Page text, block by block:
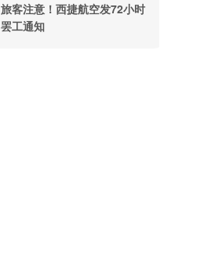
旅客注意！西捷航空发72小时
罢工通知